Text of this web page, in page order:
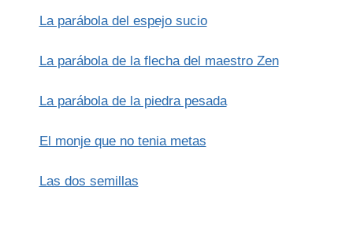
La parábola del espejo sucio
La parábola de la flecha del maestro Zen
La parábola de la piedra pesada
El monje que no tenia metas
Las dos semillas